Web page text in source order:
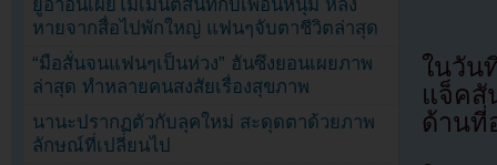
ในวัน
แจ็คสั
ด้านที่
ยูอาอินเผยโมเมนต์สนิทกับเพื่อนหนุ่ม หลัง
หายจากสื่อไปพักใหญ่ แฟนๆจับตาชีวิตล่าสุด
“มือสั่นจนแฟนๆเป็นห่วง” ฮันซึงยอนเผยภาพ
ล่าสุด ทำหลายคนสงสัยเรื่องสุขภาพ
นานะปรากฏตัวกับลุคใหม่ สะดุดตาด้วยภาพ
ลักษณ์ที่เปลี่ยนไป